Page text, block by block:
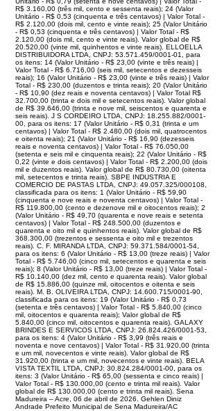
R$ 3.160,00 (três mil, cento e sessenta reais); 24 (Valor
Unitário - R$ 0,53 (cinquenta e três centavos) | Valor Total -
R$ 2.120,00 (dois mil, cento e vinte reais); 25 (Valor Unitário
- R$ 0,53 (cinquenta e três centavos) | Valor Total - R$
2.120,00 (dois mil, cento e vinte reais). Valor global de R$
20.520,00 (vinte mil, quinhentos e vinte reais). ELLOELLA
DISTRIBUIDORA LTDA, CNPJ: 53.571.459/0001-01, para
os itens: 14 (Valor Unitário - R$ 23,00 (vinte e três reais) |
Valor Total - R$ 6.716,00 (seis mil, setecentos e dezesseis
reais); 16 (Valor Unitário - R$ 23,00 (vinte e três reais) | Valor
Total - R$ 230,00 (duzentos e trinta reais); 20 (Valor Unitário
- R$ 10,90 (dez reais e noventa centavos) | Valor Total R$
32.700,00 (trinta e dois mil e setecentos reais). Valor global
de R$ 39.646,00 (trinta e nove mil, seiscentos e quarenta e
seis reais). J S CORDEIRO LTDA, CNPJ: 18.255.882/0001-
00, para os itens: 17 (Valor Unitário - R$ 0,31 (trinta e um
centavos) | Valor Total - R$ 2.480,00 (dois mil, quatrocentos
e oitenta reais); 21 (Valor Unitário - R$ 16,90 (dezesseis
reais e noventa centavos) | Valor Total - R$ 76.050,00
(setenta e seis mil e cinquenta reais); 22 (Valor Unitário - R$
0,22 (vinte e dois centavos) | Valor Total - R$ 2.200,00 (dois
mil e duzentos reais). Valor global de R$ 80.730,00 (oitenta
mil, setecentos e trinta reais). SBPE INDUSTRIA E
COMERCIO DE PASTAS LTDA, CNPJ: 49.057.325/000108,
classificada para os itens: 1 (Valor Unitário - R$ 59,90
(cinquenta e nove reais e noventa centavos) | Valor Total -
R$ 119.800,00 (cento e dezenove mil e oitocentos reais); 2
(Valor Unitário - R$ 49,70 (quarenta e nove reais e setenta
centavos) | Valor Total - R$ 248.500,00 (duzentos e
quarenta e oito mil e quinhentos reais). Valor global de R$
368.300,00 (trezentos e sessenta e oito mil e trezentos
reais). C. F. MIRANDA LTDA, CNPJ: 59.371.584/0001-54,
para os itens: 6 (Valor Unitário - R$ 13,00 (treze reais) | Valor
Total - R$ 5.746,00 (cinco mil, setecentos e quarenta e seis
reais); 8 (Valor Unitário - R$ 13,00 (treze reais) | Valor Total -
R$ 10.140,00 (dez mil, cento e quarenta reais). Valor global
de R$ 15.886,00 (quinze mil, oitocentos e oitenta e seis
reais). M. B. OLIVEIRA LTDA, CNPJ: 14.600.715/0001-90,
classificada para os itens: 19 (Valor Unitário - R$ 0,73
(setenta e três centavos) | Valor Total - R$ 5.840,00 (cinco
mil, oitocentos e quarenta reais); Valor global de R$
5.840,00 (cinco mil, oitocentos e quarenta reais). GALAXY
BRINDES E SERVICOS LTDA, CNPJ: 26.824.426/0001-53,
para os itens: 4 (Valor Unitário - R$ 3,99 (três reais e
noventa e nove centavos) | Valor Total - R$ 31.920,00 (trinta
e um mil, novecentos e vinte reais). Valor global de R$
31.920,00 (trinta e um mil, novecentos e vinte reais). BELA
VISTA TEXTIL LTDA, CNPJ: 30.824.284/0001-00, para os
itens: 3 (Valor Unitário - R$ 65,00 (sessenta e cinco reais) |
Valor Total - R$ 130.000,00 (cento e trinta mil reais). Valor
global de R$ 130.000,00 (cento e trinta mil reais). Sena
Madureira – Acre, 06 de abril de 2026. Gehlen Diniz
Andrade Prefeito Municipal de Sena Madureira/AC